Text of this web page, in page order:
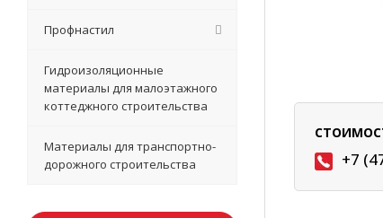
+7
Профнастил
Гидроизоляционные
материалы для малоэтажного
коттеджного строительства
Материалы для транспортно-
дорожного строительства